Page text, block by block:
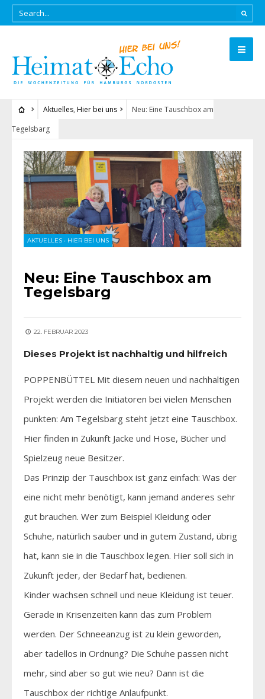
Aktuelles, Hier bei uns
Neu: Eine Tauschbox am
Tegelsbarg
AKTUELLES • HIER BEI UNS
Neu: Eine Tauschbox am
Tegelsbarg
22. FEBRUAR 2023
Dieses Projekt ist nachhaltig und hilfreich
POPPENBÜTTEL Mit diesem neuen und nachhaltigen
Projekt werden die Initiatoren bei vielen Menschen
punkten: Am Tegelsbarg steht jetzt eine Tauschbox.
Hier finden in Zukunft Jacke und Hose, Bücher und
Spielzeug neue Besitzer.
Das Prinzip der Tauschbox ist ganz einfach: Was der
eine nicht mehr benötigt, kann jemand anderes sehr
gut brauchen. Wer zum Beispiel Kleidung oder
Schuhe, natürlich sauber und in gutem Zustand, übrig
hat, kann sie in die Tauschbox legen. Hier soll sich in
Zukunft jeder, der Bedarf hat, bedienen.
Kinder wachsen schnell und neue Kleidung ist teuer.
Gerade in Krisenzeiten kann das zum Problem
werden. Der Schneeanzug ist zu klein geworden,
aber tadellos in Ordnung? Die Schuhe passen nicht
mehr, sind aber so gut wie neu? Dann ist die
Tauschbox der richtige Anlaufpunkt.